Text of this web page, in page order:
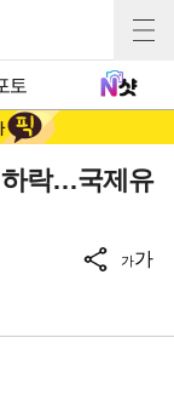
토
락…국제유
가가